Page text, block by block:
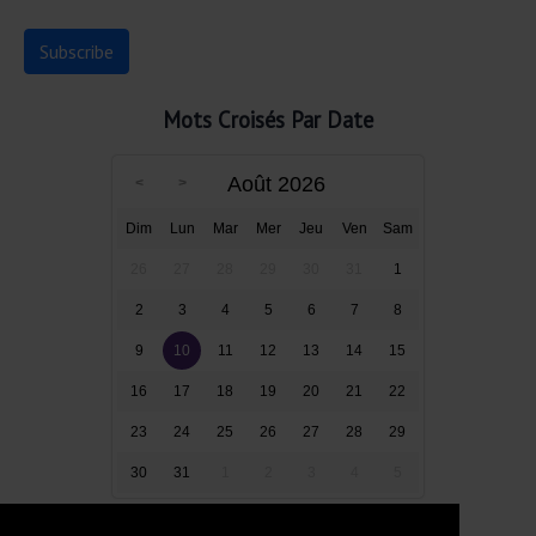
Mots Croisés Par Date
Août 2026
Dim Lun Mar Mer Jeu Ven Sam
1
2 3 4 5 6 7 8
9 10 11 12 13 14 15
16 17 18 19 20 21 22
23 24 25 26 27 28 29
30 31